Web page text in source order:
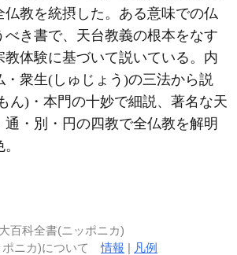
仏教を統摂した。ある意味での仏
べき書で、天台教義の根本をなす
教体験に基づいて説いている。内
・衆生(しゅじょう)の三法から説
ん)・本門の十妙で細説、著名な天
通・別・円の四教で全仏教を解明
百科全書(ニッポニカ)
ポニカ)について情報 | 凡例